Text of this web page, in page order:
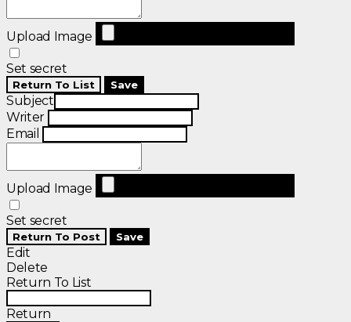
Upload Image
Set secret
Return To List Save
Subject
Writer
Email
Upload Image
Set secret
Return To Post Save
Edit
Delete
Return To List
Return